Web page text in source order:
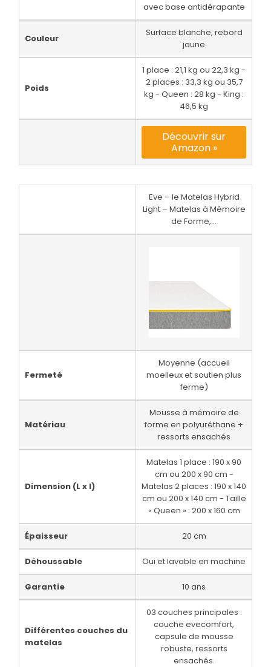
avec base antidérapante
Couleur
Surface blanche, rebord
jaune
Poids
1 place : 21,1 kg ou 22,3 kg -
2 places : 33,3 kg ou 35,7
kg - Queen : 28 kg - King :
46,5 kg
Découvrir sur
Amazon »
Eve – le Matelas Hybrid
Light – Matelas à Mémoire
de Forme,...
Fermeté
Moyenne (accueil
moelleux et soutien plus
ferme)
Matériau
Mousse à mémoire de
forme en polyuréthane +
ressorts ensachés
Dimension (L x l)
Matelas 1 place : 190 x 90
cm ou 200 x 90 cm -
Matelas 2 places : 190 x 140
cm ou 200 x 140 cm - Taille
« Queen » : 200 x 160 cm
Épaisseur 20 cm
Déhoussable Oui et lavable en machine
Garantie 10 ans
Différentes couches du
matelas
03 couches principales :
couche evecomfort,
capsule de mousse
robuste, ressorts
ensachés.